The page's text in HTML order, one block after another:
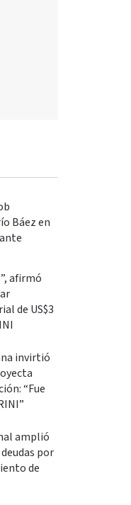
Báez en
afirmó
de US$3
invirtió
“Fue
amplió
por
de